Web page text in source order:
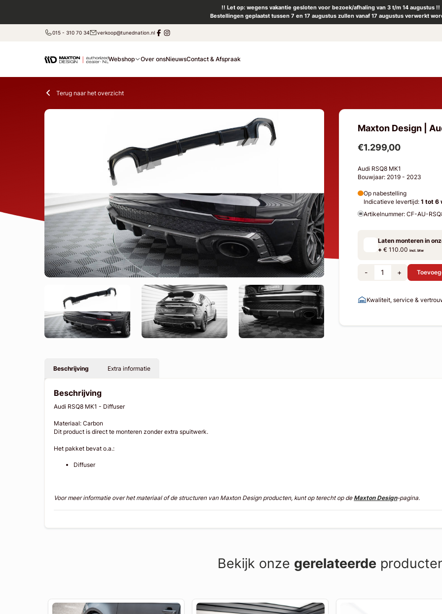
!! Let op: wegens vakantie gesloten voor bezoek/afhaling van 3 t/m 14 augustus !!
Bestellingen geplaatst tussen 7 en 17 augustus zullen vanaf 17 augustus verwerkt
015 - 310 70 34 verkoop@tunednation.nl
Webshop Over onsNieuwsContact & Afspraak
Terug naar het overzicht
Maxton Design |
€1.299,00
Audi RSQ8 MK1
Bouwjaar: 2019 - 2023
Op nabestelling
Indicatieve levertijd: 1 tot 6
Artikelnummer: CF-AU-
Laten monteren in
+€ 110.00 incl. btw
- +
Kwaliteit, service &
Beschrijving Extra informatie
Beschrijving
Audi RSQ8 MK1 - Diffuser
Materiaal: Carbon
Dit product is direct te monteren zonder extra spuitwerk.
Het pakket bevat o.a.:
Diffuser
Voor meer informatie over het materiaal of de structuren van Maxton Design producten, kunt op terecht op deMaxton Design-pagina.
Bekijk onze gerelateerde